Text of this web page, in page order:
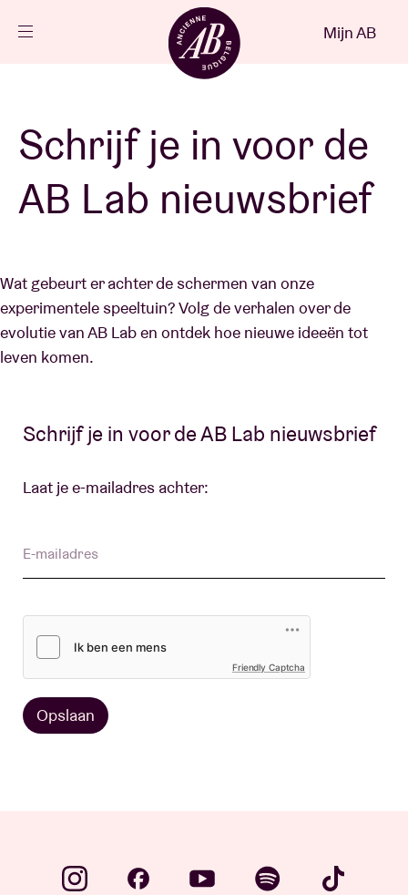
NL
Projecten
Bezoekersinfo
AB ❤ you
ABtv
Concertcheque
Over AB
Contact
Mijn AB
Schrijf je in voor de
AB Lab nieuwsbrief
Wat gebeurt er achter de schermen van onze
experimentele speeltuin? Volg de verhalen over de
evolutie van AB Lab en ontdek hoe nieuwe ideeën tot
leven komen.
Schrijf je in voor de AB Lab nieuwsbrief
Laat je e-mailadres achter:
E-mailadres
Friendly Captcha
Opslaan